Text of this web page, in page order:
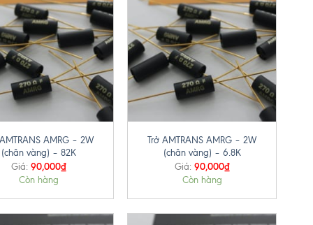
AMRG – 2W
(chân vàng) – 82K
Giá: 90,000₫
Còn hàng
Trở AMTRANS AMRG – 2W
(chân vàng) – 6.8K
Giá: 90,000₫
Còn hàng